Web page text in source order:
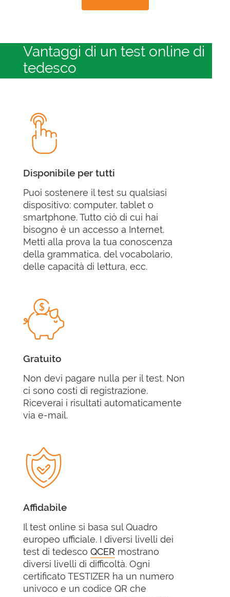
Vantaggi di un test online di
tedesco
Disponibile per tutti
Puoi sostenere il test su qualsiasi
dispositivo: computer, tablet o
smartphone. Tutto ciò di cui hai
bisogno è un accesso a Internet.
Metti alla prova la tua conoscenza
della grammatica, del vocabolario,
delle capacità di lettura, ecc.
Gratuito
Non devi pagare nulla per il test. Non
ci sono costi di registrazione.
Riceverai i risultati automaticamente
via e-mail.
Affidabile
Il test online si basa sul Quadro
europeo ufficiale. I diversi livelli dei
test di tedesco QCER mostrano
diversi livelli di difficoltà. Ogni
certificato TESTIZER ha un numero
univoco e un codice QR che